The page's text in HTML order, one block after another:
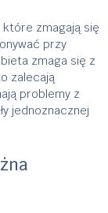
które zmagają się
przy
zmaga się z
zalecają
problemy z
jednoznacznej